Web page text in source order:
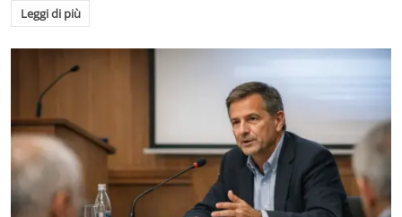
Leggi di più